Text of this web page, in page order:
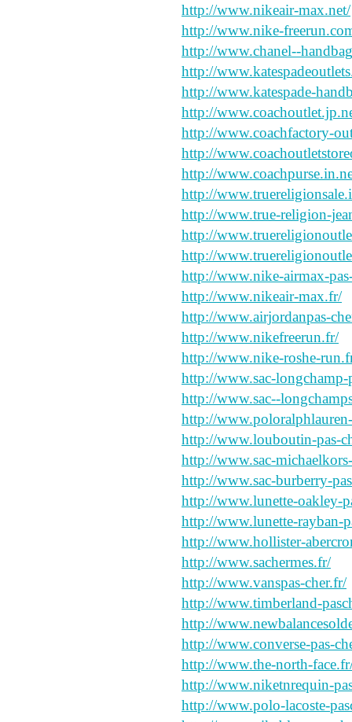
http://www.nikeair-max.net/
http://www.nike-
http://www.chanel--
http://
http://www.katespade-
http://
http://www.coachfactory-
http://
http://
http://
http://www.true-religion-
http://
http://
http://www.nike-airmax-
http://www.nikeair-max.fr/
http://www.airjordanpas-
http://www.nikefreerun.fr/
http://www.nike-roshe-
http://www.sac-longchamp-
http://www.sac--
http://
http://www.louboutin-pas-
http://www.sac-
http://www.sac-burberry-
http://www.lunette-oakley-
http://www.lunette-rayban-
http://www.hollister-
http://www.sachermes.fr/
http://www.vanspas-cher.fr/
http://www.timberland-
http://
http://www.converse-pas-
http://www.the-north-
http://www.niketnrequin-
http://www.polo-lacoste-